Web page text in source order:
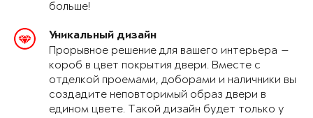
больше!
Уникальный дизайн
Прорывное решение для вашего интерьера —
короб в цвет покрытия двери. Вместе с
отделкой проемами, доборами и наличники вы
создадите неповторимый образ двери в
едином цвете. Такой дизайн будет только у